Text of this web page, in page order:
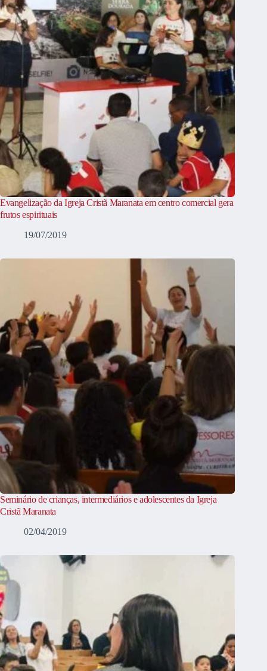
Evangelização da Igreja Cristã Maranata em centro comercial gera
frutos espirituais
19/07/2019
Seminário de crianças, intermediários e adolescentes da Igreja
Cristã Maranata
02/04/2019